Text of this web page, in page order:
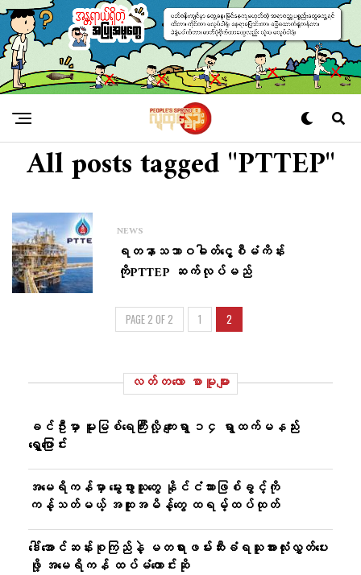
All posts tagged "PTTEP"
NEWS
ရတနာသဘာဝဓါတ်​ငွေ့စီမံကိန်း
ကိုPTTEP ဆက်လုပ်မည်
PAGE 2 OF 2 1 2
လတ်တ‌လော စာမူများ
ခင်ဦးမှာ မူးမြစ်ရေကြီးလို့ ကျေးရွာ ၁၄ ရွာထက်မနည်း
ရွှေ့ပြောင်း
အမေရိကန်မှာ မွေးဖွားသူတွေ နိုင်ငံသားဖြစ်ခွင့်ကို
ကန့်သတ်မယ့် အထူးအမိန့်တွေ ထရမ့်ထပ်ထုတ်
ဒေါ်အောင်ဆန်းစုကြည်နဲ့ မတရားဖမ်းဆီးခံရသူအားလုံးလွှတ်ပေး
ဖို့ အမေရိကန် ထပ်မံတောင်းဆို